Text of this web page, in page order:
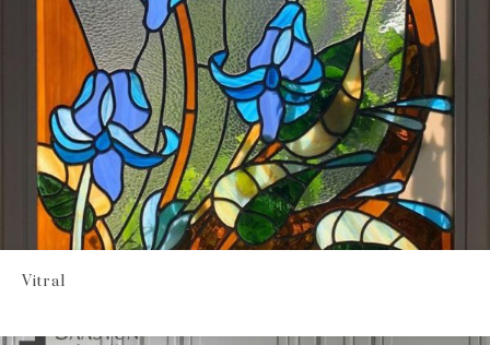
Vitral